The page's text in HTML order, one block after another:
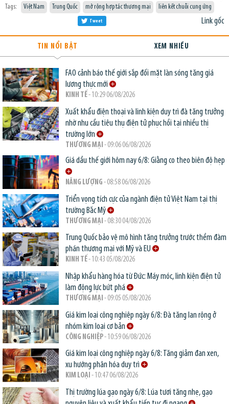
Tags: Việt Nam Trung Quốc mở rộng hợp tác thương mại liên kết chuỗi cung ứng
Link gốc
Tweet
TIN NỔI BẬT XEM NHIỀU
FAO cảnh báo thế giới sắp đối mặt làn sóng tăng giá
lương thực mới
KINH TẾ- 10:29 06/08/2026
Xuất khẩu điện thoại và linh kiện duy trì đà tăng trưởng
nhờ nhu cầu tiêu thụ điện tử phục hồi tại nhiều thị
trường lớn
THƯƠNG MẠI - 09:06 06/08/2026
Giá dầu thế giới hôm nay 6/8: Giằng co theo biên độ hẹp
NĂNG LƯỢNG - 08:58 06/08/2026
Triển vọng tích cực của ngành điện tử Việt Nam tại thị
trường Bắc Mỹ
THƯƠNG MẠI - 08:30 04/08/2026
Trung Quốc bảo vệ mô hình tăng trưởng trước thềm đàm
phán thương mại với Mỹ và EU
KINH TẾ- 10:43 05/08/2026
Nhập khẩu hàng hóa từ Đức: Máy móc, linh kiện điện tử
làm động lực bứt phá
THƯƠNG MẠI - 09:05 05/08/2026
Giá kim loại công nghiệp ngày 6/8: Đà tăng lan rộng ở
nhóm kim loại cơ bản
CÔNG NGHIỆP- 10:59 06/08/2026
Giá kim loại công nghiệp ngày 6/8: Tăng giảm đan xen,
xu hướng phân hóa duy trì
KIM LOẠI - 10:47 06/08/2026
Thị trường lúa gạo ngày 6/8: Lúa tươi tăng nhẹ, gạo